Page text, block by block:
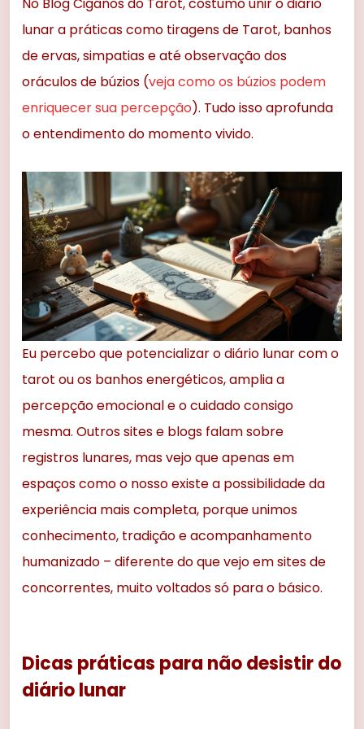
No Blog Ciganos do Tarot, costumo unir o diário
lunar a práticas como tiragens de Tarot, banhos
de ervas, simpatias e até observação dos
oráculos de búzios (veja como os búzios podem
enriquecer sua percepção). Tudo isso aprofunda
o entendimento do momento vivido.
Eu percebo que potencializar o diário lunar com o
tarot ou os banhos energéticos, amplia a
percepção emocional e o cuidado consigo
mesma. Outros sites e blogs falam sobre
registros lunares, mas vejo que apenas em
espaços como o nosso existe a possibilidade da
experiência mais completa, porque unimos
conhecimento, tradição e acompanhamento
humanizado – diferente do que vejo em sites de
concorrentes, muito voltados só para o básico.
Dicas práticas para não desistir do
diário lunar